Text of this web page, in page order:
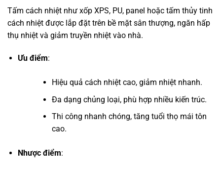
Tấm cách nhiệt như xốp XPS, PU, panel hoặc tấm thủy tinh
cách nhiệt được lắp đặt trên bề mặt sân thượng, ngăn hấp
thụ nhiệt và giảm truyền nhiệt vào nhà.
Ưu điểm:
Hiệu quả cách nhiệt cao, giảm nhiệt nhanh.
Đa dạng chủng loại, phù hợp nhiều kiến trúc.
Thi công nhanh chóng, tăng tuổi thọ mái tôn
cao.
Nhược điểm: